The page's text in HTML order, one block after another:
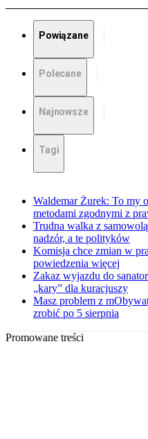
Powiązane
Polecane
Najnowsze
Tagi
Waldemar Żurek: To my
metodami zgodnymi z
Trudna walka z
nadzór, a te polityków
Komisja chce zmian w
powiedzenia więcej
Zakaz wyjazdu do
„kary” dla kuracjuszy
Masz problem z
zrobić po 5 sierpnia
Promowane treści